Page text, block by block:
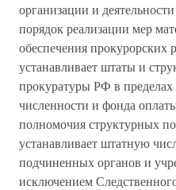
организации и
порядок реализации мер
обеспечения прокурорских
устанавливает штаты и
прокуратуры РФ в
численности и фонда
полномочия структурных
устанавливает штатную
подчиненных органов и
исключением